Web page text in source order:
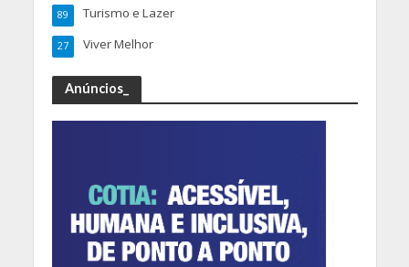
Turismo e Lazer
89
Viver Melhor
27
Anúncios_